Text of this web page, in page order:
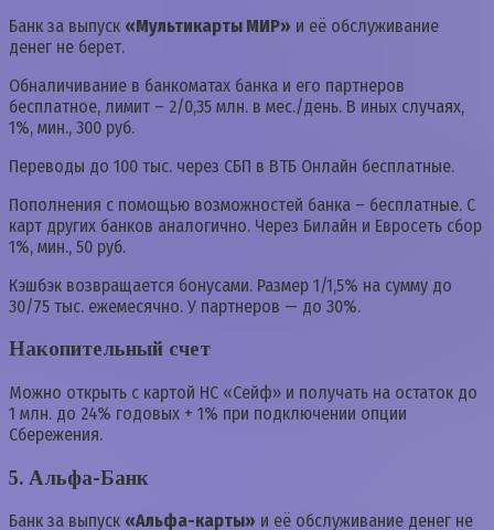
Банк за выпуск «Мультикарты МИР» и её обслуживание
денег не берет.
Обналичивание в банкоматах банка и его партнеров
бесплатное, лимит – 2/0,35 млн. в мес./день. В иных случаях,
1%, мин., 300 руб.
Переводы до 100 тыс. через СБП в ВТБ Онлайн бесплатные.
Пополнения с помощью возможностей банка – бесплатные. С
карт других банков аналогично. Через Билайн и Евросеть сбор
1%, мин., 50 руб.
Кэшбэк возвращается бонусами. Размер 1/1,5% на сумму до
30/75 тыс. ежемесячно. У партнеров — до 30%.
Накопительный счет
Можно открыть с картой НС «Сейф» и получать на остаток до
1 млн. до 24% годовых + 1% при подключении опции
Сбережения.
5. Альфа-Банк
Банк за выпуск «Альфа-карты» и её обслуживание денег не